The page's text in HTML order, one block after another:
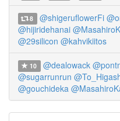
8 @shigeruflowerFi
@hijiridehanai
@29silicon @kahvikiitos
10 @dealowack
@sugarrunrun
@gouchideka